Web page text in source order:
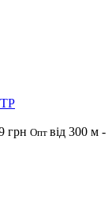
грн Опт від 300 м -